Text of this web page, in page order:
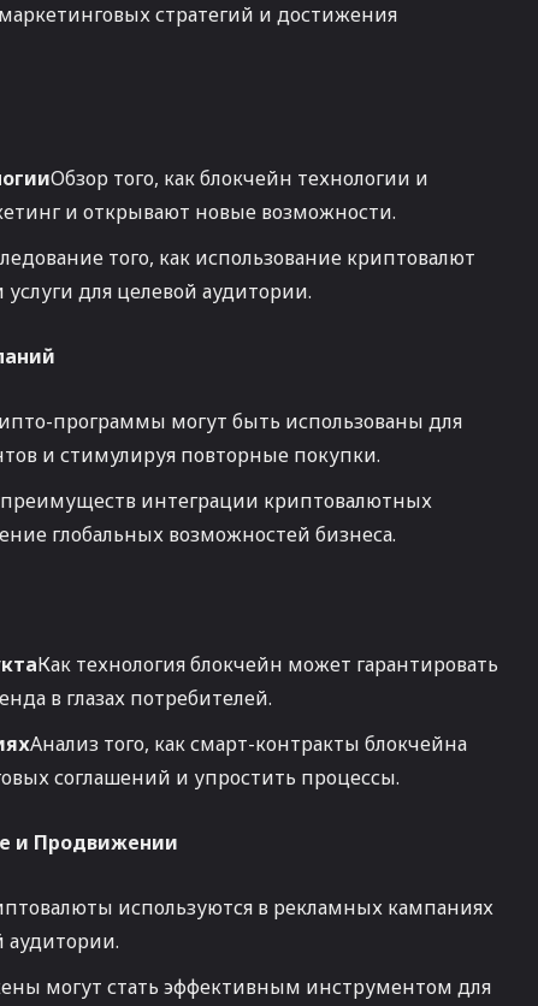
стратегий и достижения
Обзор того, как блокчейн технологии и
и открывают новые возможности.
того, как использование криптовалют
для целевой аудитории.
программы могут быть использованы для
и стимулируя повторные покупки.
интеграции криптовалютных
глобальных возможностей бизнеса.
Как технология блокчейн может гарантировать
в глазах потребителей.
Анализ того, как смарт-контракты блокчейна
соглашений и упростить процессы.
и Продвижении
используются в рекламных кампаниях
аудитории.
могут стать эффективным инструментом для